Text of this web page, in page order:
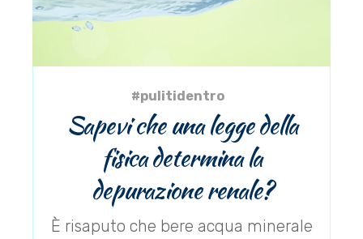
#pulitidentro
Sapevi che una legge della
fisica determina la
depurazione renale?
È risaputo che bere acqua minerale